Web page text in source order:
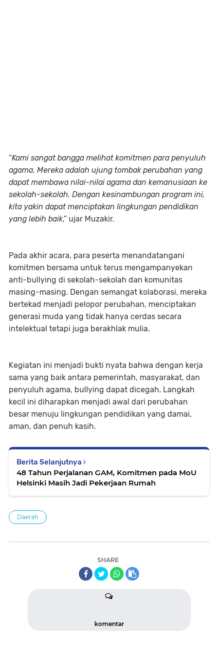
“Kami sangat bangga melihat komitmen para penyuluh
agama. Mereka adalah ujung tombak perubahan yang
dapat membawa nilai-nilai agama dan kemanusiaan ke
sekolah-sekolah. Dengan kesinambungan program ini,
kita yakin dapat menciptakan lingkungan pendidikan
yang lebih baik,” ujar Muzakir.
Pada akhir acara, para peserta menandatangani
komitmen bersama untuk terus mengampanyekan
anti-bullying di sekolah-sekolah dan komunitas
masing-masing. Dengan semangat kolaborasi, mereka
bertekad menjadi pelopor perubahan, menciptakan
generasi muda yang tidak hanya cerdas secara
intelektual tetapi juga berakhlak mulia.
Kegiatan ini menjadi bukti nyata bahwa dengan kerja
sama yang baik antara pemerintah, masyarakat, dan
penyuluh agama, bullying dapat dicegah. Langkah
kecil ini diharapkan menjadi awal dari perubahan
besar menuju lingkungan pendidikan yang damai,
aman, dan penuh kasih.
Berita Selanjutnya
48 Tahun Perjalanan GAM, Komitmen pada MoU
Helsinki Masih Jadi Pekerjaan Rumah
Daerah
SHARE
komentar